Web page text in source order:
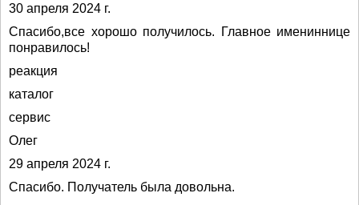
30 апреля 2024 г.
Спасибо,все хорошо получилось. Главное имениннице
понравилось!
реакция
каталог
сервис
Олег
29 апреля 2024 г.
Спасибо. Получатель была довольна.